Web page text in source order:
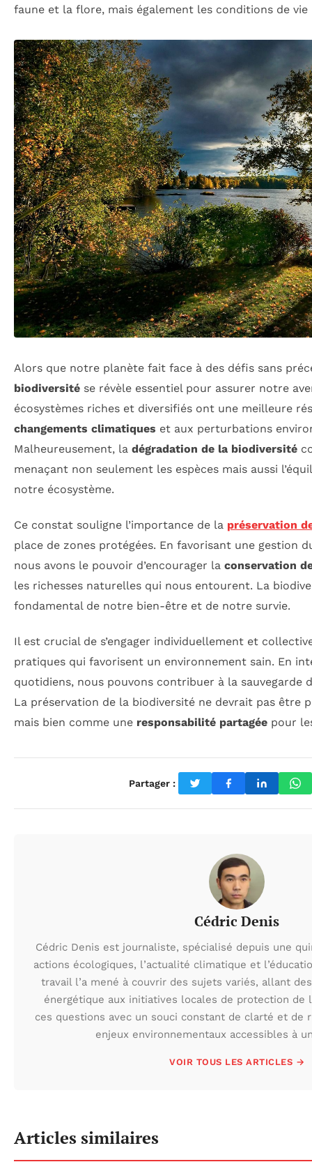
faune et la flore, mais également les conditions de vie
Alors que notre planète fait face à des défis sans
biodiversité se révèle essentiel pour assurer notre
écosystèmes riches et diversifiés ont une meilleure
changements climatiques et aux perturbations
Malheureusement, la dégradation de la biodiversité
menaçant non seulement les espèces mais aussi
notre écosystème.
Ce constat souligne l’importance de la préservation
place de zones protégées. En favorisant une gestion
nous avons le pouvoir d’encourager la conservation
les richesses naturelles qui nous entourent. La
fondamental de notre bien-être et de notre survie.
Il est crucial de s’engager individuellement et
pratiques qui favorisent un environnement sain. En
quotidiens, nous pouvons contribuer à la sauvegarde
La préservation de la biodiversité ne devrait pas être
mais bien comme une responsabilité partagée pour
Partager :
Cédric Denis
Cédric Denis est journaliste, spécialisé depuis une
actions écologiques, l’actualité climatique et
travail l’a mené à couvrir des sujets variés, allant
énergétique aux initiatives locales de protection de
ces questions avec un souci constant de clarté et de
enjeux environnementaux accessibles à
VOIR TOUS LES ARTICLES →
Articles similaires